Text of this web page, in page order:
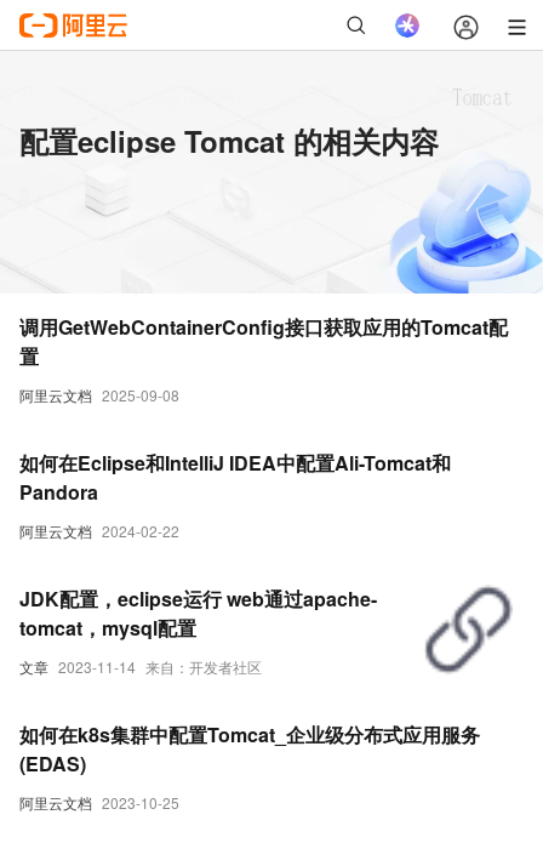
配置eclipse Tomcat 的相关内容
阿里云文档 2025-09-08
调用GetWebContainerConfig接口获取应用的Tomcat配
置
阿里云文档 2024-02-22
如何在Eclipse和IntelliJ IDEA中配置Ali-Tomcat和
Pandora
文章 2023-11-14 来自：开发者社区
JDK配置，eclipse运行 web通过apache-
tomcat，mysql配置
阿里云文档 2023-10-25
如何在k8s集群中配置Tomcat_企业级分布式应用服务
(EDAS)